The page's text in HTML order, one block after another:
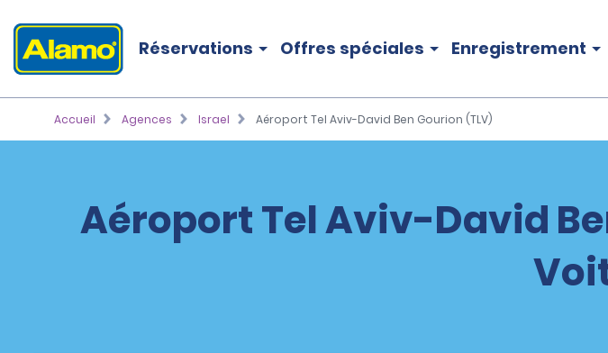
Réservations Offres spéciales Enregistrement
Accueil Agences Israel Aéroport Tel Aviv-David Ben Gourion (TLV)
Aéroport Tel Aviv-David